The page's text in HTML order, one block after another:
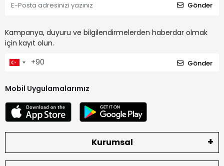
Gönder
Kampanya, duyuru ve bilgilendirmelerden haberdar olmak
için kayıt olun.
Gönder
Mobil Uygulamalarımız
Kurumsal